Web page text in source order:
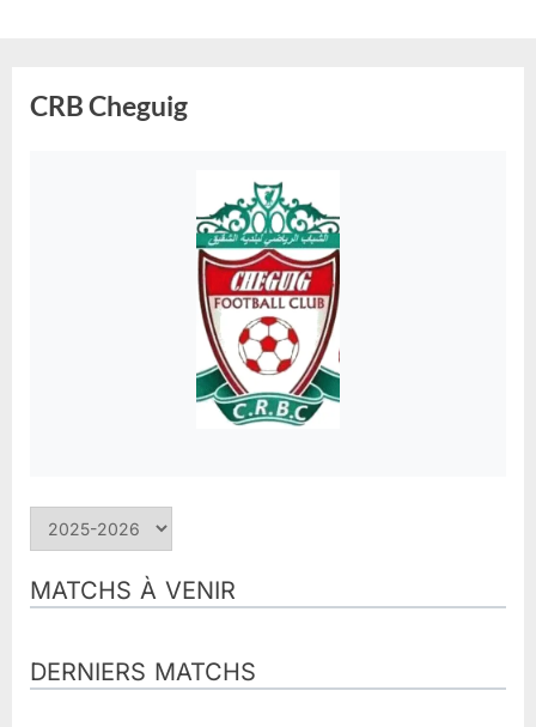
content
CRB Cheguig
MATCHS À VENIR
DERNIERS MATCHS